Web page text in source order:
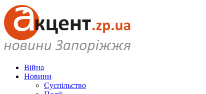
Війна
Новини
Суспільство